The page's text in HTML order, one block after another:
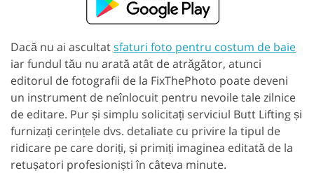
Dacă nu ai ascultatsfaturi foto pentru costum de baie
iar fundul tău nu arată atât de atrăgător, atunci
editorul de fotografii de la FixThePhoto poate deveni
un instrument de neînlocuit pentru nevoile tale zilnice
de editare. Pur și simplu solicitați serviciul Butt Lifting și
furnizați cerințele dvs. detaliate cu privire la tipul de
ridicare pe care doriți, și primiți imaginea editată de la
retușatori profesioniști în câteva minute.